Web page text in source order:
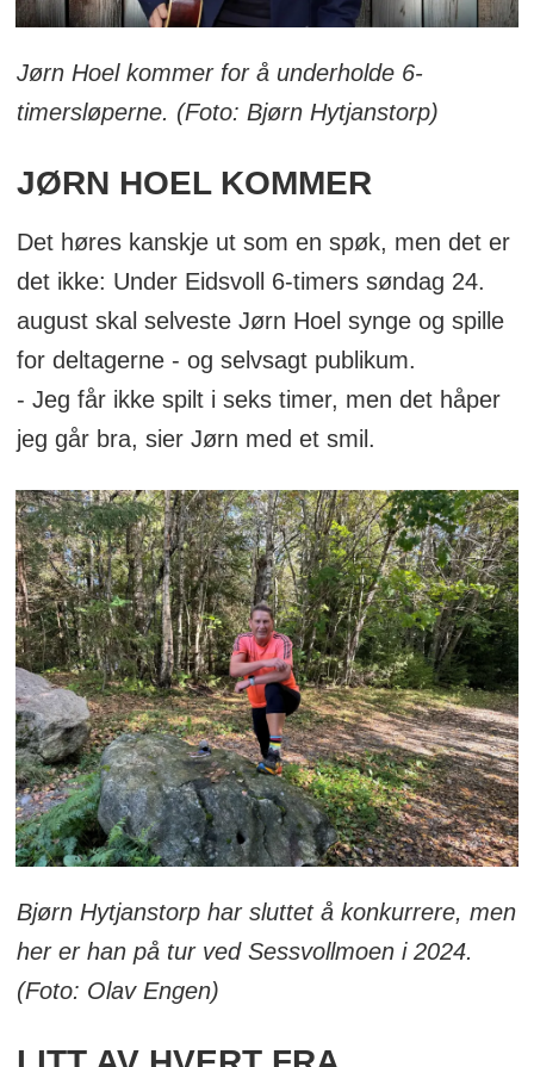
Jørn Hoel kommer for å underholde 6-
timersløperne. (Foto: Bjørn Hytjanstorp)
JØRN HOEL KOMMER
Det høres kanskje ut som en spøk, men det er
det ikke: Under Eidsvoll 6-timers søndag 24.
august skal selveste Jørn Hoel synge og spille
for deltagerne - og selvsagt publikum.
- Jeg får ikke spilt i seks timer, men det håper
jeg går bra, sier Jørn med et smil.
Bjørn Hytjanstorp har sluttet å konkurrere, men
her er han på tur ved Sessvollmoen i 2024.
(Foto: Olav Engen)